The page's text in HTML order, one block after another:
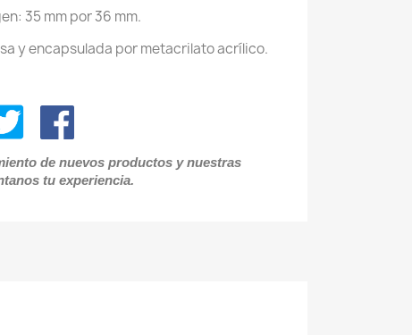
35 mm por 36 mm.
y encapsulada por metacrilato acrílico.
de nuevos productos y nuestras
tu experiencia.